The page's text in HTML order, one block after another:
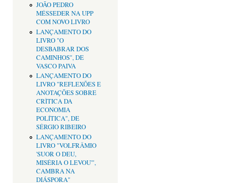
JOÃO PEDRO
MÉSSEDER NA UPP
COM NOVO LIVRO
LANÇAMENTO DO
LIVRO "O
DESBABRAR DOS
CAMINHOS", DE
VASCO PAIVA
LANÇAMENTO DO
LIVRO "REFLEXÕES E
ANOTAÇÕES SOBRE
CRÌTICA DA
ECONOMIA
POLÍTICA", DE
SÉRGIO RIBEIRO
LANÇAMENTO DO
LIVRO "VOLFRÂMIO
'SUOR O DEU,
MISÉRIA O LEVOU'",
CAMBRA NA
DIÁSPORA"